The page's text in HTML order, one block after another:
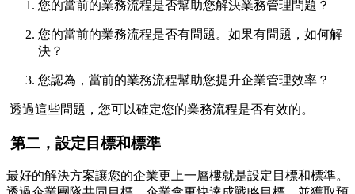
您的當前的業務流程是否幫助您解決業務管理問題？
您的當前的業務流程是否有問題。如果有問題，如何解
決？
您認為，當前的業務流程幫助您提升企業管理效率？
透過這些問題，您可以確定您的業務流程是否有效的。
第二，設定目標和標準
最好的解決方案讓您的企業更上一層樓就是設定目標和標準。